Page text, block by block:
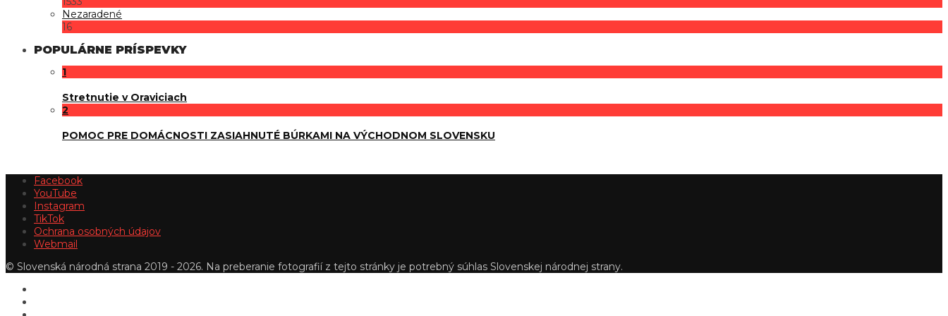
Nezaradené
16
POPULÁRNE PRÍSPEVKY
1
Stretnutie v Oraviciach
2
POMOC PRE DOMÁCNOSTI ZASIAHNUTÉ BÚRKAMI NA VÝCHODNOM SLOVENSKU
Facebook
YouTube
Instagram
TikTok
Ochrana osobných údajov
Webmail
© Slovenská národná strana 2019 - 2026. Na preberanie fotografií z tejto stránky je potrebný súhlas Slovenskej národnej strany.